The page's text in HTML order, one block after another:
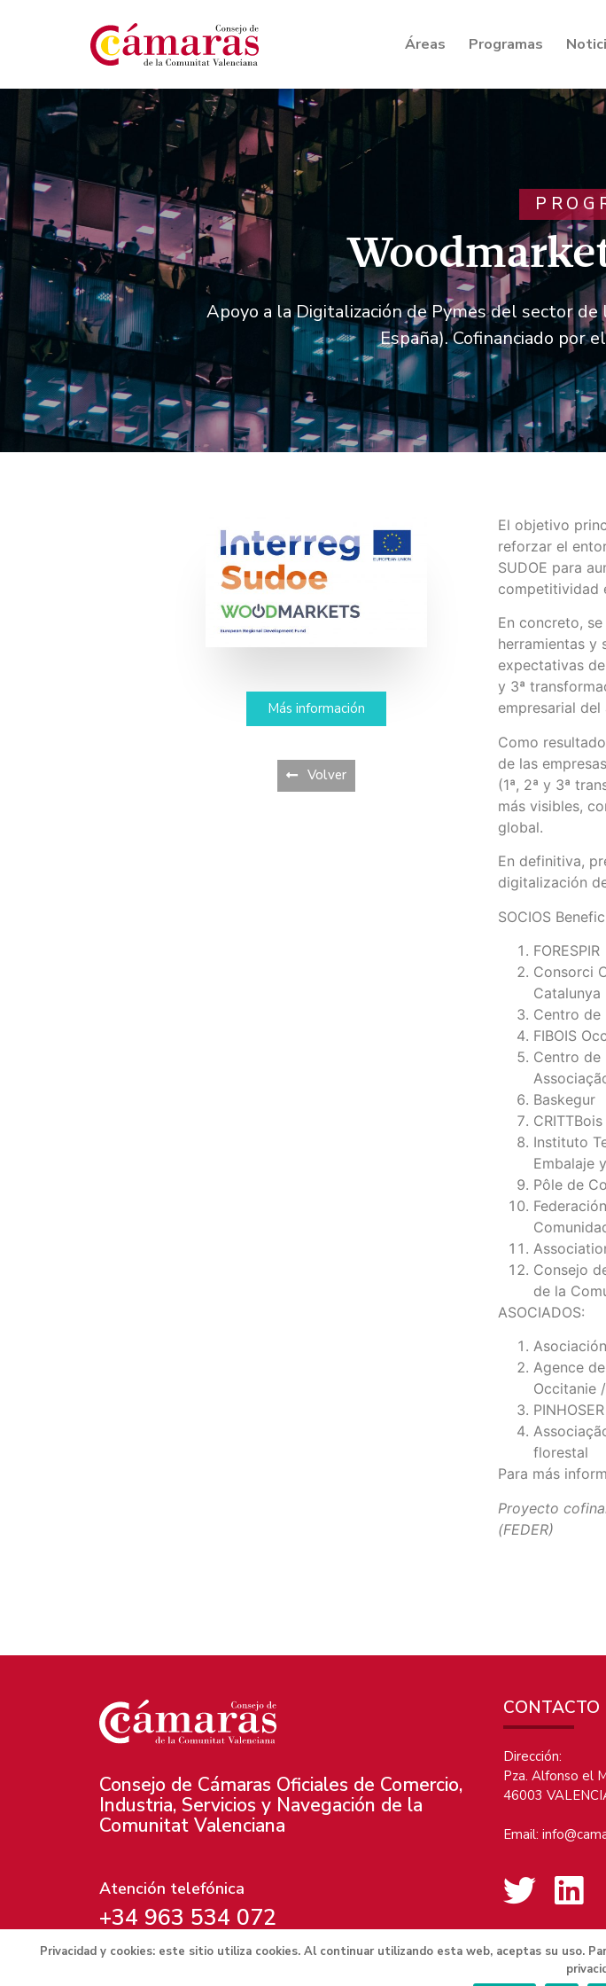
Áreas Programas
Apoyo a la Digitalización de Pymes del sector
España). Cofinanciado por
Más información
Volver
El objetivo
reforzar el
SUDOE para
competitividad
En concreto,
herramientas y
expectativas
y 3ª
empresarial del
Como
de las
(1ª, 2ª y 3ª
más visibles,
global.
En definitiva,
digitalización
SOCIOS
FORESPIR
Consorci
Catalunya
Centro de
FIBOIS
Centro de
Baskegur
Instituto
Embalaje
Pôle de
Consejo
de la
ASOCIADOS:
Agence
Occitanie
PINHOSER
florestal
Para más
Proyecto
(FEDER)
Consejo de Cámaras Oficiales de Comercio,
Industria, Servicios y Navegación de la
Comunitat Valenciana
Atención telefónica
+34 963 534 072
CONTACTO
Dirección:
Pza. Alfonso el
46003
Email:
Privacidad y cookies: este sitio utiliza cookies. Al continuar utilizando esta web, aceptas su uso.